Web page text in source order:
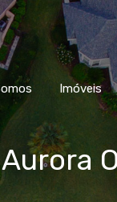
Imóveis